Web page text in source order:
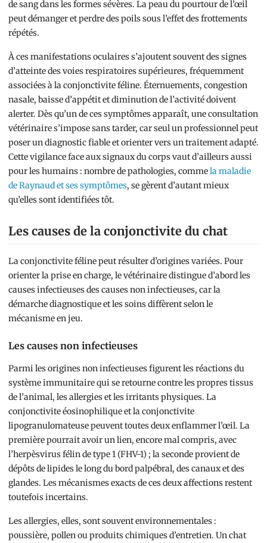
de sang dans les formes sévères. La peau du pourtour de l’œil
peut démanger et perdre des poils sous l’effet des frottements
répétés.
À ces manifestations oculaires s’ajoutent souvent des signes
d’atteinte des voies respiratoires supérieures, fréquemment
associées à la conjonctivite féline. Éternuements, congestion
nasale, baisse d’appétit et diminution de l’activité doivent
alerter. Dès qu’un de ces symptômes apparaît, une consultation
vétérinaire s’impose sans tarder, car seul un professionnel peut
poser un diagnostic fiable et orienter vers un traitement adapté.
Cette vigilance face aux signaux du corps vaut d’ailleurs aussi
pour les humains : nombre de pathologies, commela maladie
de Raynaud et ses symptômes, se gèrent d’autant mieux
qu’elles sont identifiées tôt.
Les causes de la conjonctivite du chat
La conjonctivite féline peut résulter d’origines variées. Pour
orienter la prise en charge, le vétérinaire distingue d’abord les
causes infectieuses des causes non infectieuses, car la
démarche diagnostique et les soins diffèrent selon le
mécanisme en jeu.
Les causes non infectieuses
Parmi les origines non infectieuses figurent les réactions du
système immunitaire qui se retourne contre les propres tissus
de l’animal, les allergies et les irritants physiques. La
conjonctivite éosinophilique et la conjonctivite
lipogranulomateuse peuvent toutes deux enflammer l’œil. La
première pourrait avoir un lien, encore mal compris, avec
l’herpèsvirus félin de type 1 (FHV-1) ; la seconde provient de
dépôts de lipides le long du bord palpébral, des canaux et des
glandes. Les mécanismes exacts de ces deux affections restent
toutefois incertains.
Les allergies, elles, sont souvent environnementales :
poussière, pollen ou produits chimiques d’entretien. Un chat